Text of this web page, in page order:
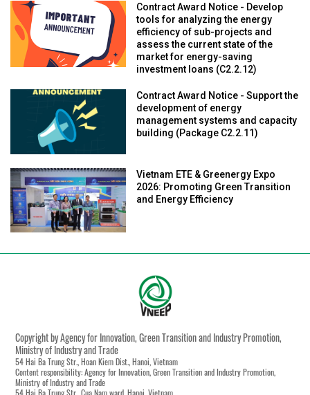
Contract Award Notice - Develop
tools for analyzing the energy
efficiency of sub-projects and
assess the current state of the
market for energy-saving
investment loans (C2.2.12)
Contract Award Notice - Support the
development of energy
management systems and capacity
building (Package C2.2.11)
Vietnam ETE & Greenergy Expo
2026: Promoting Green Transition
and Energy Efficiency
Copyright by Agency for Innovation, Green Transition and Industry Promotion,
Ministry of Industry and Trade
54 Hai Ba Trung Str., Hoan Kiem Dist., Hanoi, Vietnam
Content responsibility: Agency for Innovation, Green Transition and Industry Promotion,
Ministry of Industry and Trade